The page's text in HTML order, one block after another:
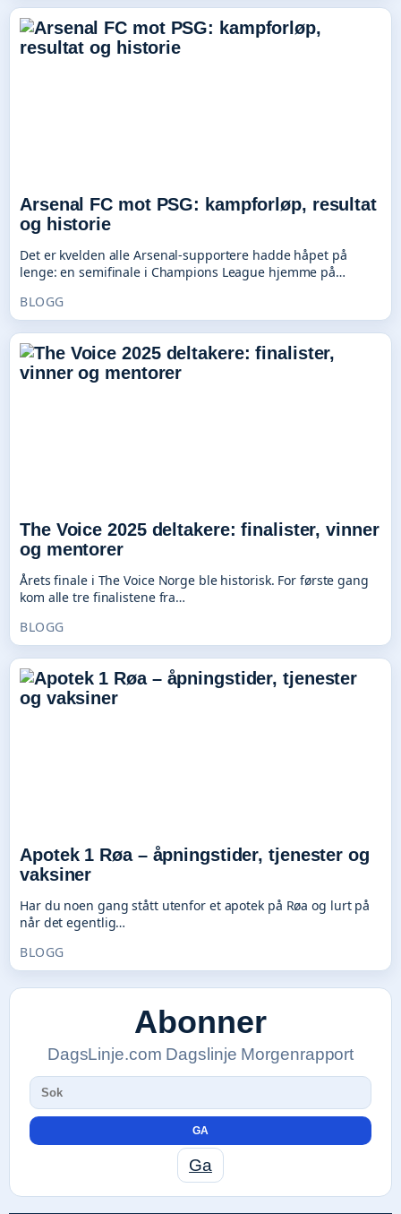
Arsenal FC mot PSG: kampforløp, resultat
og historie
Det er kvelden alle Arsenal-supportere hadde håpet på
lenge: en semifinale i Champions League hjemme på…
BLOGG
The Voice 2025 deltakere: finalister, vinner
og mentorer
Årets finale i The Voice Norge ble historisk. For første gang
kom alle tre finalistene fra…
BLOGG
Apotek 1 Røa – åpningstider, tjenester og
vaksiner
Har du noen gang stått utenfor et apotek på Røa og lurt på
når det egentlig…
BLOGG
Abonner
DagsLinje.com Dagslinje Morgenrapport
GA
Ga